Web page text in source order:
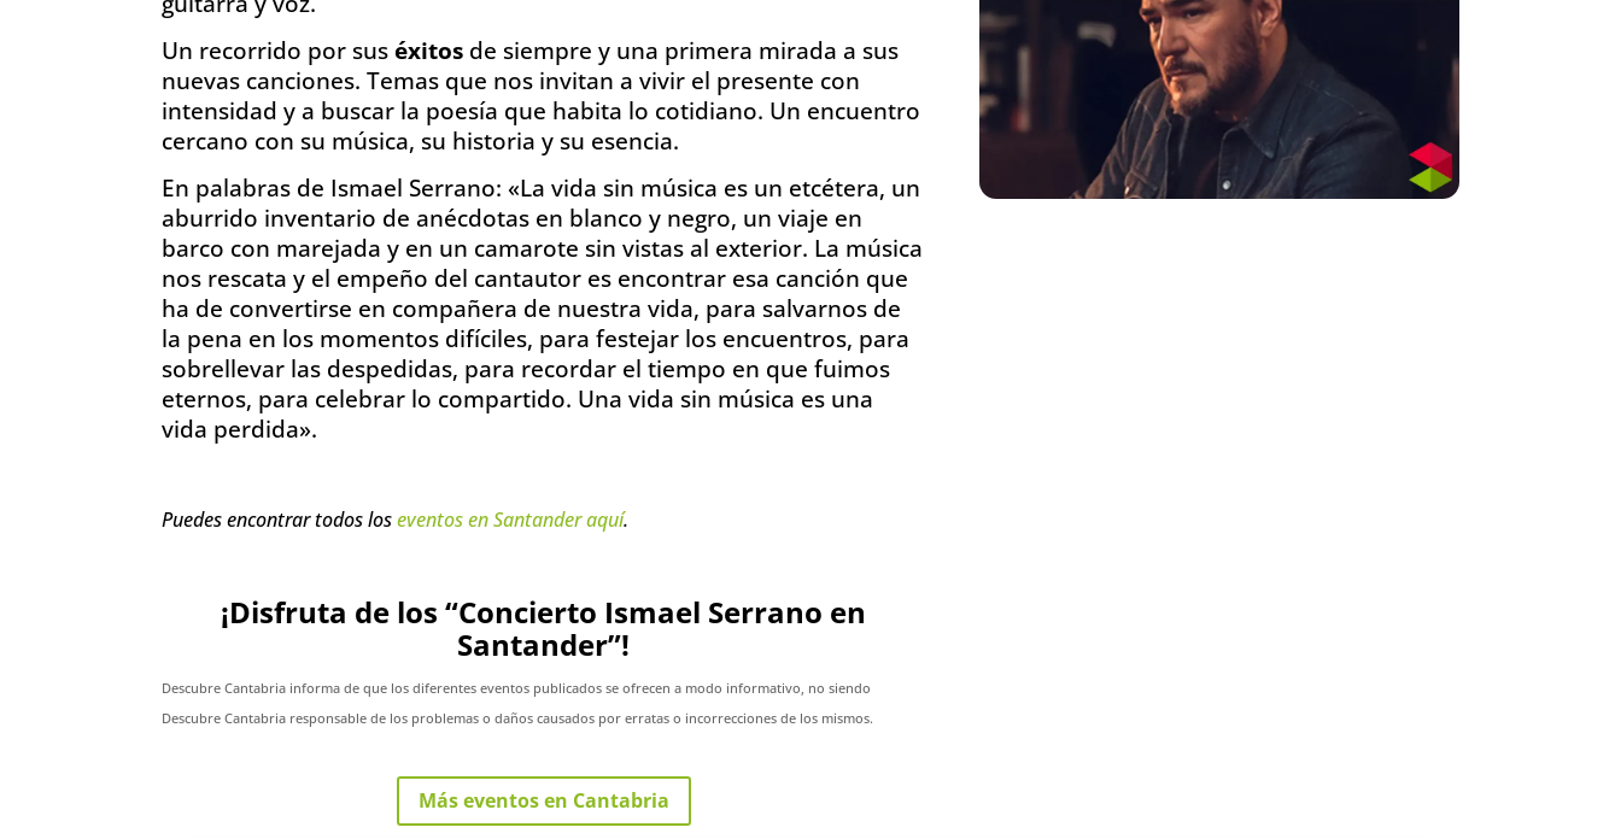
Un recorrido por sus éxitos de siempre y una primera mirada a sus
nuevas canciones. Temas que nos invitan a vivir el presente con
intensidad y a buscar la poesía que habita lo cotidiano. Un encuentro
cercano con su música, su historia y su esencia.
En palabras de Ismael Serrano: «La vida sin música es un etcétera, un
aburrido inventario de anécdotas en blanco y negro, un viaje en
barco con marejada y en un camarote sin vistas al exterior. La música
nos rescata y el empeño del cantautor es encontrar esa canción que
ha de convertirse en compañera de nuestra vida, para salvarnos de
la pena en los momentos difíciles, para festejar los encuentros, para
sobrellevar las despedidas, para recordar el tiempo en que fuimos
eternos, para celebrar lo compartido. Una vida sin música es una
vida perdida».
Puedes encontrar todos loseventos en Santanderaquí.
¡Disfruta de los “Concierto Ismael Serrano en
Santander”!
Descubre Cantabria informa de que los diferentes eventos publicados se ofrecen a modo informativo, no siendo
Descubre Cantabria responsable de los problemas o daños causados por erratas o incorrecciones de los mismos.
Más eventos en Cantabria